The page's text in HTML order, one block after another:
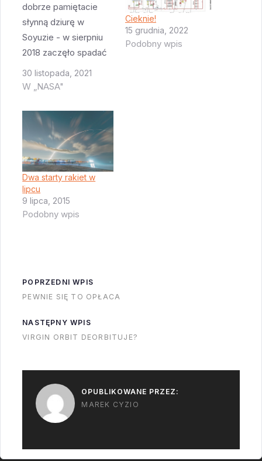
dobrze pamiętacie
słynną dziurę w
Soyuzie - w sierpniu
2018 zaczęło spadać
ciśnienie w ISS. Po
dłuższych
okazało się że
przyczyną jest mała
(2mm) dziurka w
Soyuzie. Do dziś
oficjalnie nie wiadomo
skąd ona się wzięła.
Pomimo że rosyjscy
kosmonauci od
30 listopada, 2021
W „NASA"
Cieknie!
15 grudnia, 2022
Podobny wpis
Dwa starty rakiet w
lipcu
9 lipca, 2015
Podobny wpis
POPRZEDNI WPIS
PEWNIE SIĘ TO OPŁACA
NASTĘPNY WPIS
VIRGIN ORBIT DEORBITUJE?
OPUBLIKOWANE PRZEZ:
MAREK CYZIO